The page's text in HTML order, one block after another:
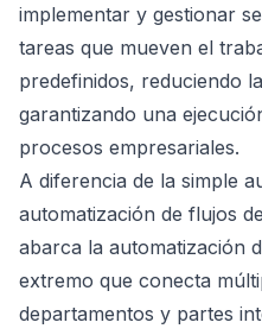
implementar y gestionar
tareas que mueven el
predefinidos, reduciendo
garantizando una
procesos empresariales.
A diferencia de la simple
automatización de flujos
abarca la automatización
extremo que conecta
departamentos y partes